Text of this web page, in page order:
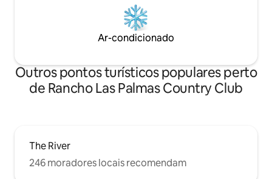
Ar-condicionado
Outros pontos turísticos populares perto
de Rancho Las Palmas Country Club
The River
246 moradores locais recomendam